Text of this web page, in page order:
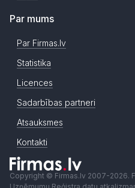
Par mums
Par Firmas.lv
Statistika
Licences
Sadarbības partneri
Atsauksmes
Kontakti
Copyright © Firmas.lv 2007-2026.